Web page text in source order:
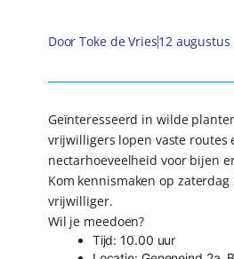
Door Toke de Vries12 augustus
Geïnteresseerd in wilde
vrijwilligers lopen vaste routes
nectarhoeveelheid voor bijen
Kom kennismaken op
vrijwilliger.
Wil je meedoen?
Tijd: 10.00 uur